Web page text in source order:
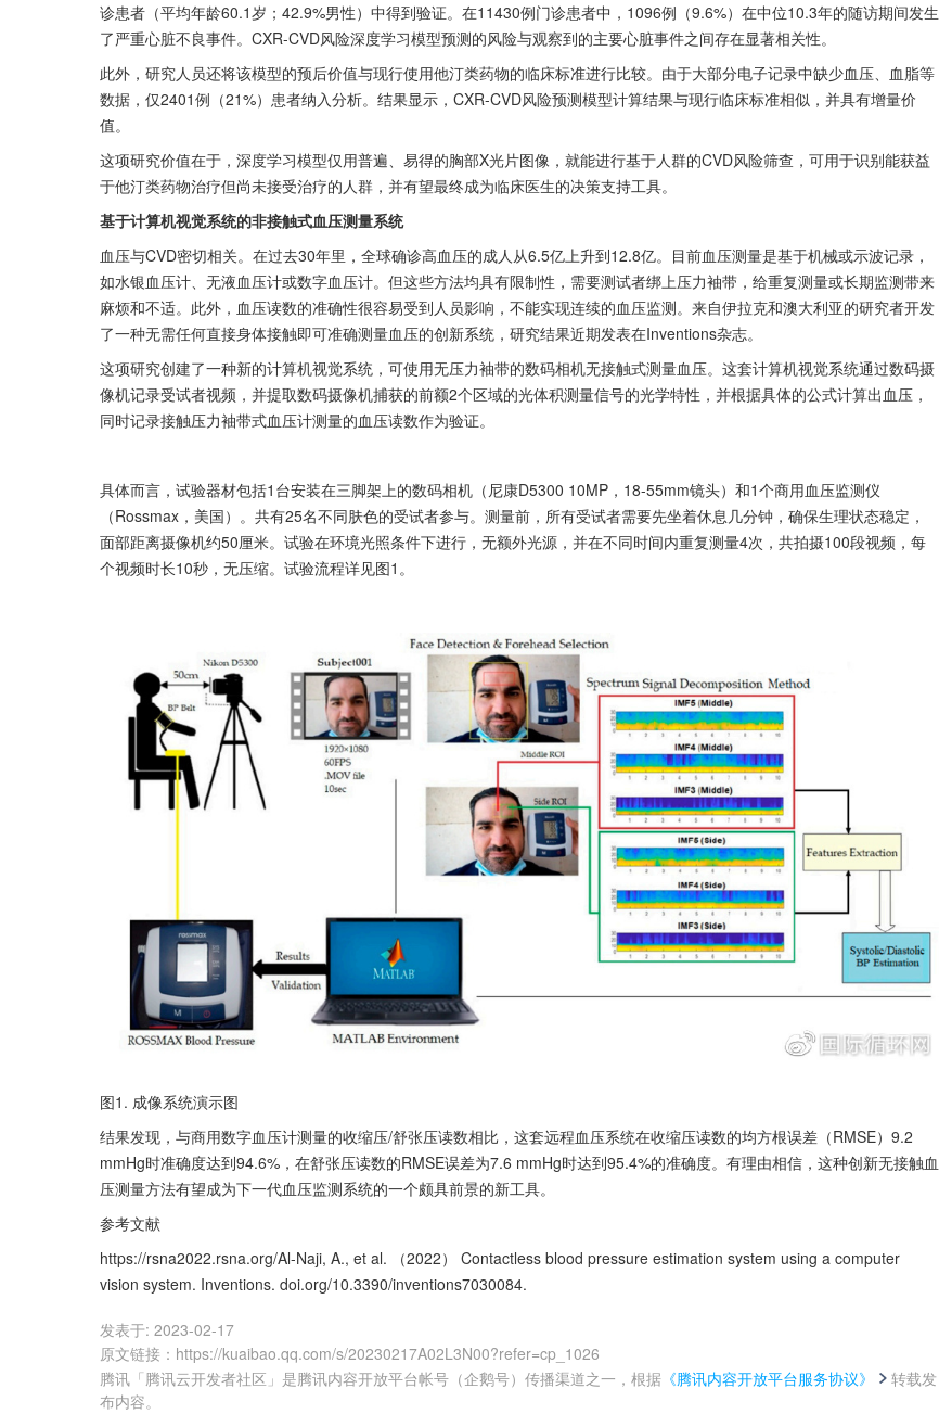
诊患者（平均年龄60.1岁；42.9%男性）中得到验证。在11430例门诊患者中，1096例（9.6%）在中位10.3年的随访期间发生
了严重心脏不良事件。CXR-CVD风险深度学习模型预测的风险与观察到的主要心脏事件之间存在显著相关性。
此外，研究人员还将该模型的预后价值与现行使用他汀类药物的临床标准进行比较。由于大部分电子记录中缺少血压、血脂等
数据，仅2401例（21%）患者纳入分析。结果显示，CXR-CVD风险预测模型计算结果与现行临床标准相似，并具有增量价
值。
这项研究价值在于，深度学习模型仅用普遍、易得的胸部X光片图像，就能进行基于人群的CVD风险筛查，可用于识别能获益
于他汀类药物治疗但尚未接受治疗的人群，并有望最终成为临床医生的决策支持工具。
基于计算机视觉系统的非接触式血压测量系统
血压与CVD密切相关。在过去30年里，全球确诊高血压的成人从6.5亿上升到12.8亿。目前血压测量是基于机械或示波记录，
如水银血压计、无液血压计或数字血压计。但这些方法均具有限制性，需要测试者绑上压力袖带，给重复测量或长期监测带来
麻烦和不适。此外，血压读数的准确性很容易受到人员影响，不能实现连续的血压监测。来自伊拉克和澳大利亚的研究者开发
了一种无需任何直接身体接触即可准确测量血压的创新系统，研究结果近期发表在Inventions杂志。
这项研究创建了一种新的计算机视觉系统，可使用无压力袖带的数码相机无接触式测量血压。这套计算机视觉系统通过数码摄
像机记录受试者视频，并提取数码摄像机捕获的前额2个区域的光体积测量信号的光学特性，并根据具体的公式计算出血压，
同时记录接触压力袖带式血压计测量的血压读数作为验证。
具体而言，试验器材包括1台安装在三脚架上的数码相机（尼康D5300 10MP，18-55mm镜头）和1个商用血压监测仪
（Rossmax，美国）。共有25名不同肤色的受试者参与。测量前，所有受试者需要先坐着休息几分钟，确保生理状态稳定，
面部距离摄像机约50厘米。试验在环境光照条件下进行，无额外光源，并在不同时间内重复测量4次，共拍摄100段视频，每
个视频时长10秒，无压缩。试验流程详见图1。
图1. 成像系统演示图
结果发现，与商用数字血压计测量的收缩压/舒张压读数相比，这套远程血压系统在收缩压读数的均方根误差（RMSE）9.2
mmHg时准确度达到94.6%，在舒张压读数的RMSE误差为7.6 mmHg时达到95.4%的准确度。有理由相信，这种创新无接触血
压测量方法有望成为下一代血压监测系统的一个颇具前景的新工具。
​参考文献
​https://rsna2022.rsna.org/Al-Naji, A., et al. （2022） Contactless blood pressure estimation system using a computer
vision system. Inventions. doi.org/10.3390/inventions7030084.
发表于: 2023-02-17
原文链接 ： https://kuaibao.qq.com/s/20230217A02L3N00?refer=cp_1026
腾讯「腾讯云开发者社区」是腾讯内容开放平台帐号（企鹅号）传播渠道之一，根据 《腾讯内容开放平台服务协议》
转载发
布内容。